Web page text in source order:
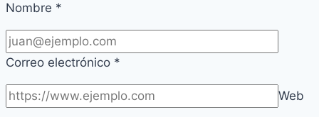
Nombre *
Correo electrónico *
Web